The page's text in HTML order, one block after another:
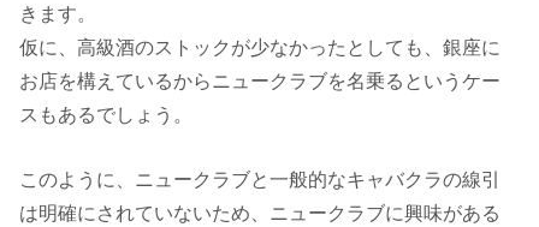
きます。
仮に、高級酒のストックが少なかったとしても、銀座に
お店を構えているからニュークラブを名乗るというケー
スもあるでしょう。
このように、ニュークラブと一般的なキャバクラの線引
は明確にされていないため、ニュークラブに興味がある